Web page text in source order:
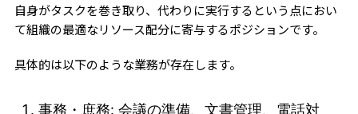
自身がタスクを巻き取り、代わりに実行するという点におい
て組織の最適なリソース配分に寄与するポジションです。
具体的は以下のような業務が存在します。
事務・庶務: 会議の準備、文書管理、電話対